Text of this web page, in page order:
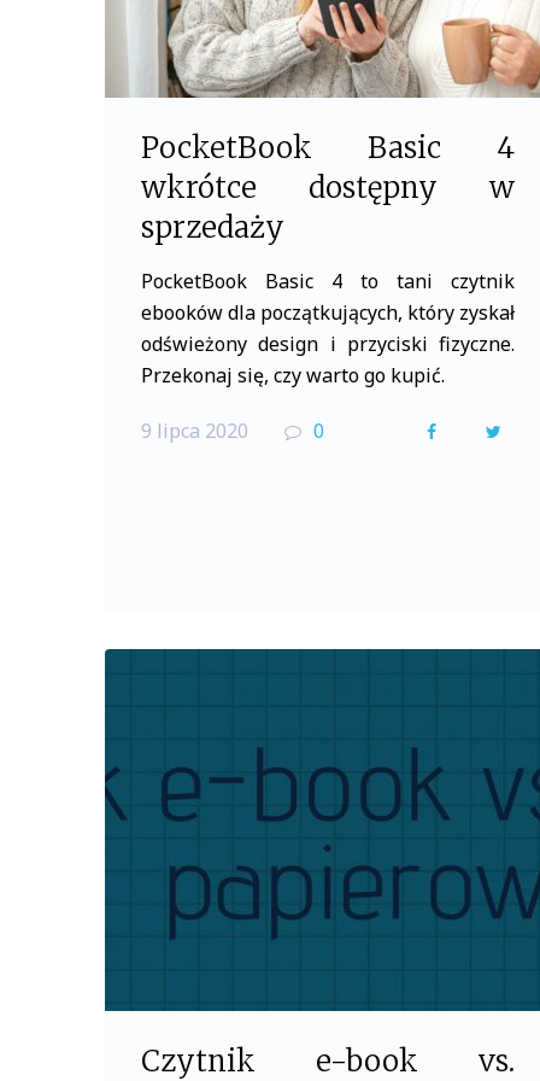
PocketBook Basic 4
wkrótce dostępny w
sprzedaży
PocketBook Basic 4 to tani czytnik
ebooków dla początkujących, który zyskał
odświeżony design i przyciski fizyczne.
Przekonaj się, czy warto go kupić.
9 lipca 2020 0
F
Czytnik e-book vs.